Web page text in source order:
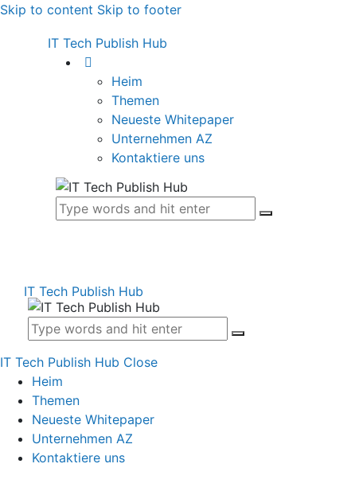
Skip to content Skip to footer
IT Tech Publish Hub
Heim
Themen
Neueste Whitepaper
Unternehmen AZ
Kontaktiere uns
IT Tech Publish Hub
IT Tech Publish Hub Close
Heim
Themen
Neueste Whitepaper
Unternehmen AZ
Kontaktiere uns